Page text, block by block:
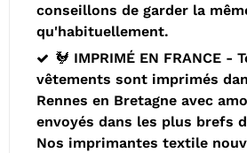
conseillons de garder la
qu'habituellement.
🐓 IMPRIMÉ EN FRANCE -
vêtements sont imprimés
Rennes en Bretagne avec
envoyés dans les plus brefs
Nos imprimantes textile